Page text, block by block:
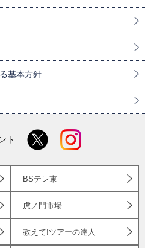
基本方針
ト
BSテレ東
虎ノ門市場
教えて!ツアーの達人